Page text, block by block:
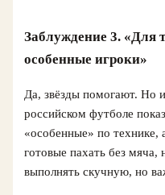
Заблуждение 3. «Для
особенные игроки»
Да, звёзды помогают. Но
российском футболе
«особенные» по технике,
готовые пахать без мяча,
выполнять скучную, но